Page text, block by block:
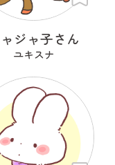
ジャ子さん
ユキスナ